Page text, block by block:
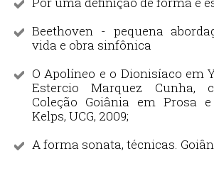
Beethoven - pequena
vida e obra sinfônica
O Apolíneo e o Dionisíaco em
Estercio Marquez Cunha,
Coleção Goiânia em Prosa
Kelps, UCG, 2009;
A forma sonata, técnicas.